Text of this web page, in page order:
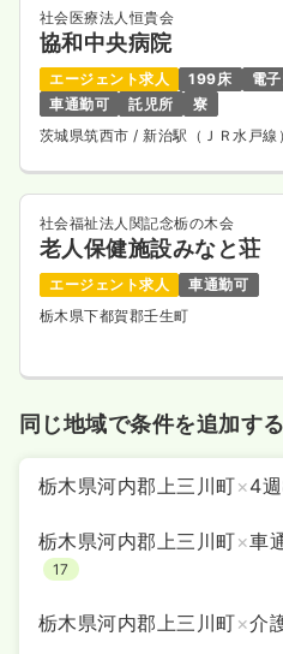
社会医療法人恒貴会
協和中央病院
エージェント求人 199床
電
車通勤可
託児所
寮
茨城県筑西市 / 新治駅（ＪＲ水戸線
社会福祉法人関記念栃の木会
老人保健施設みなと荘
エージェント求人
車通勤可
栃木県下都賀郡壬生町
同じ地域で条件を追加する
栃木県河内郡上三川町×4
栃木県河内郡上三川町×車
17
栃木県河内郡上三川町×介